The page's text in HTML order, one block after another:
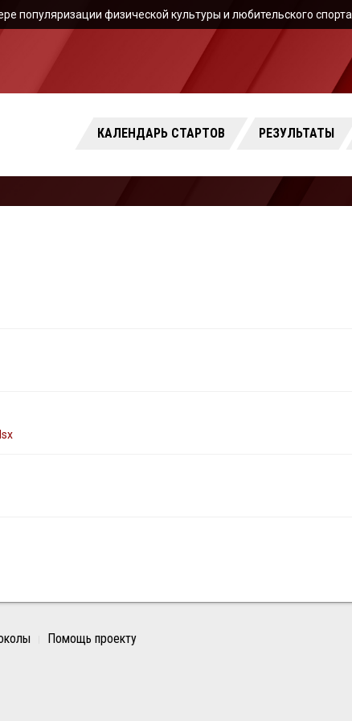
популяризации физической культуры и любительского спорта
КАЛЕНДАРЬ СТАРТОВ РЕЗУЛЬТАТЫ
Помощь проекту